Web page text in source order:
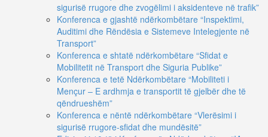
sigurisë rrugore dhe zvogëlimi i aksidenteve në trafik”
Konferenca e gjashtë ndërkombëtare “Inspektimi,
Auditimi dhe Rëndësia e Sistemeve Intelegjente në
Transport”
Konferenca e shtatë ndërkombëtare “Sfidat e
Mobilitetit në Transport dhe Siguria Publike”
Konferenca e tetë Ndërkombëtare “Mobiliteti i
Mençur – E ardhmja e transportit të gjelbër dhe të
qëndrueshëm”
Konferenca e nëntë ndërkombëtare “Vlerësimi i
sigurisë rrugore-sfidat dhe mundësitë”